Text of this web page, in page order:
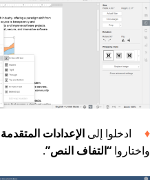
ادخلوا إلى الإعدادات المتقدمة
واختاروا “التفاف النص”.